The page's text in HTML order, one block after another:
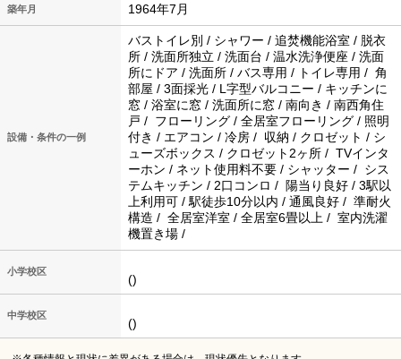
築年月 1964年7月
設備・条件の一例
バストイレ別 / シャワー / 追焚機能浴室 / 脱衣
所 / 洗面所独立 / 洗面台 / 温水洗浄便座 / 洗面
所にドア / 洗面所 / バス専用 / トイレ専用 / 角
部屋 / 3面採光 / L字型バルコニー / キッチンに
窓 / 浴室に窓 / 洗面所に窓 / 南向き / 南西角住
戸 / フローリング / 全居室フローリング / 照明
付き / エアコン / 冷房 / 収納 / クロゼット / シ
ューズボックス / クロゼット2ヶ所 / TVインタ
ーホン / ネット使用料不要 / シャッター / シス
テムキッチン / 2口コンロ / 陽当り良好 / 3駅以
上利用可 / 駅徒歩10分以内 / 通風良好 / 準耐火
構造 / 全居室洋室 / 全居室6畳以上 / 室内洗濯
機置き場 /
小学校区
()
中学校区
()